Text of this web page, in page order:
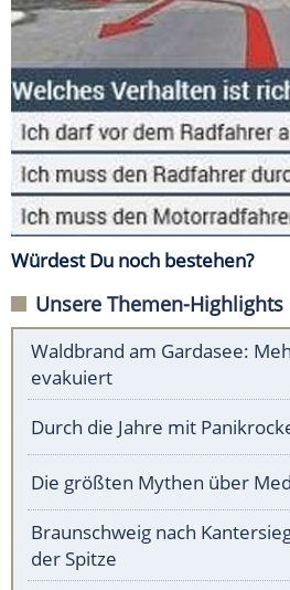
Würdest Du noch bestehen?
Unsere Themen-Highlights
Waldbrand am Gardasee:
evakuiert
Durch die Jahre mit
Die größten Mythen über
Braunschweig nach
der Spitze